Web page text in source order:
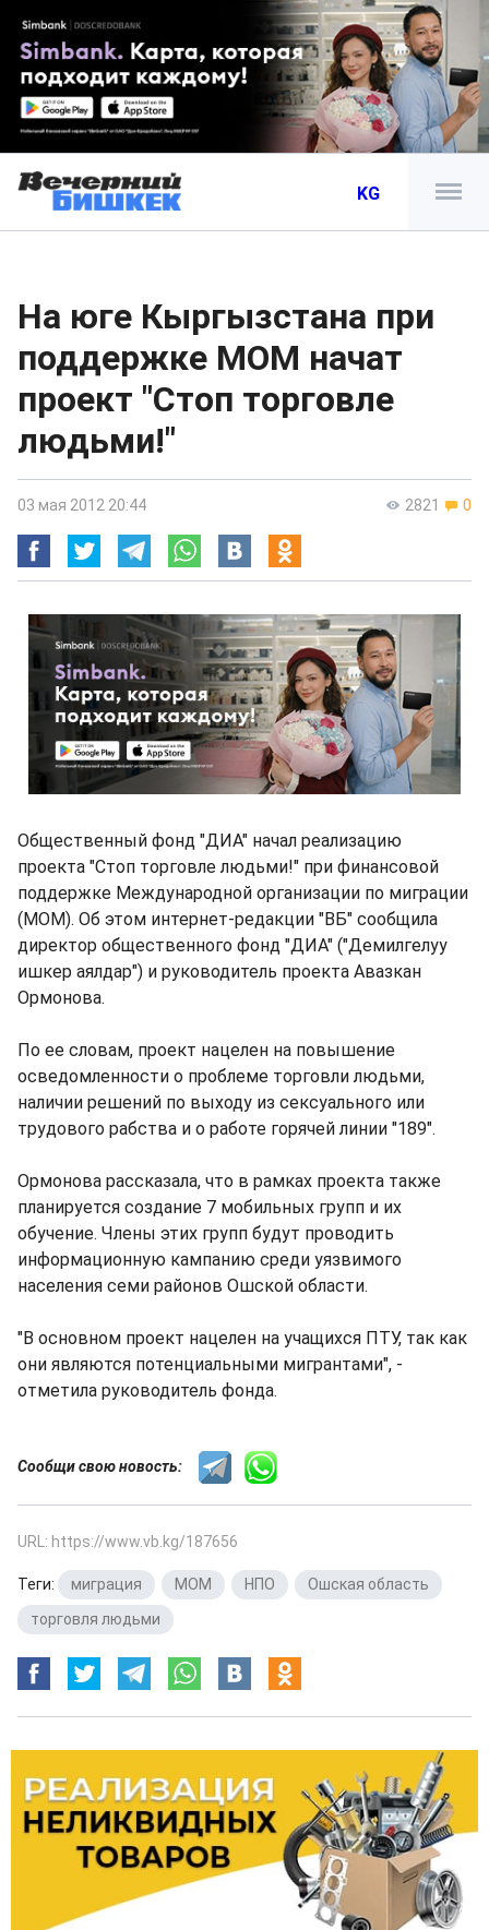
KG
На юге Кыргызстана при
поддержке МОМ начат
проект "Стоп торговле
людьми!"
2821 0
03 мая 2012 20:44
Общественный фонд "ДИА" начал реализацию
проекта "Стоп торговле людьми!" при финансовой
поддержке Международной организации по миграции
(МОМ). Об этом интернет-редакции "ВБ" сообщила
директор общественного фонд "ДИА" ("Демилгелуу
ишкер аялдар") и руководитель проекта Авазкан
Ормонова.
По ее словам, проект нацелен на повышение
осведомленности о проблеме торговли людьми,
наличии решений по выходу из сексуального или
трудового рабства и о работе горячей линии "189".
Ормонова рассказала, что в рамках проекта также
планируется создание 7 мобильных групп и их
обучение. Члены этих групп будут проводить
информационную кампанию среди уязвимого
населения семи районов Ошской области.
"В основном проект нацелен на учащихся ПТУ, так как
они являются потенциальными мигрантами", -
отметила руководитель фонда.
Сообщи свою новость:
URL: https://www.vb.kg/187656
Теги: миграция МОМ НПО Ошская область
торговля людьми